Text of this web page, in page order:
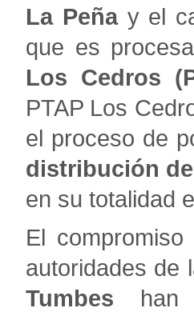
La Peñay el
que es
Los Cedros
PTAP Los
el proceso de
distribución
en su totalidad
El compromiso
autoridades de
Tumbes han